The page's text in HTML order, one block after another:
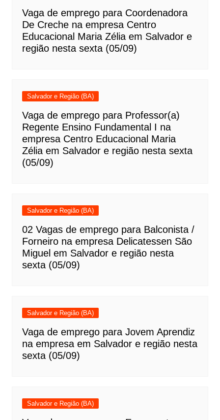
Vaga de emprego para Coordenadora
De Creche na empresa Centro
Educacional Maria Zélia em Salvador e
região nesta sexta (05/09)
Salvador e Região (BA)
Vaga de emprego para Professor(a)
Regente Ensino Fundamental I na
empresa Centro Educacional Maria
Zélia em Salvador e região nesta sexta
(05/09)
Salvador e Região (BA)
02 Vagas de emprego para Balconista /
Forneiro na empresa Delicatessen São
Miguel em Salvador e região nesta
sexta (05/09)
Salvador e Região (BA)
Vaga de emprego para Jovem Aprendiz
na empresa em Salvador e região nesta
sexta (05/09)
Salvador e Região (BA)